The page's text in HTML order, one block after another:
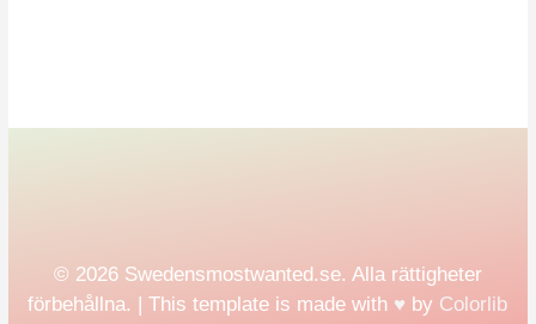
© 2026 Swedensmostwanted.se. Alla rättigheter
förbehållna. | This template is made with ♥ by Colorlib